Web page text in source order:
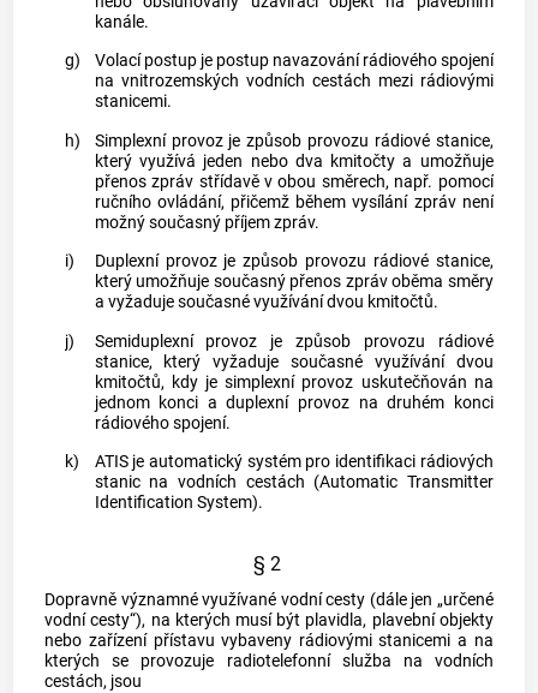
kanále.
g)
Volací postup je postup navazování rádiového spojení
na vnitrozemských vodních cestách mezi rádiovými
stanicemi.
h)
Simplexní provoz je způsob provozu rádiové stanice,
který využívá jeden nebo dva kmitočty a umožňuje
přenos zpráv střídavě v obou směrech, např. pomocí
ručního ovládání, přičemž během vysílání zpráv není
možný současný příjem zpráv.
i)
Duplexní provoz je způsob provozu rádiové stanice,
který umožňuje současný přenos zpráv oběma směry
a vyžaduje současné využívání dvou kmitočtů.
j)
Semiduplexní provoz je způsob provozu rádiové
stanice, který vyžaduje současné využívání dvou
kmitočtů, kdy je simplexní provoz uskutečňován na
jednom konci a duplexní provoz na druhém konci
rádiového spojení.
k)
ATIS je automatický systém pro identifikaci rádiových
stanic na vodních cestách (Automatic Transmitter
Identification System).
§ 2
Dopravně významné využívané vodní cesty (dále jen „určené
vodní cesty“), na kterých musí být plavidla, plavební objekty
nebo zařízení přístavu vybaveny rádiovými stanicemi a na
kterých se provozuje radiotelefonní služba na vodních
cestách, jsou